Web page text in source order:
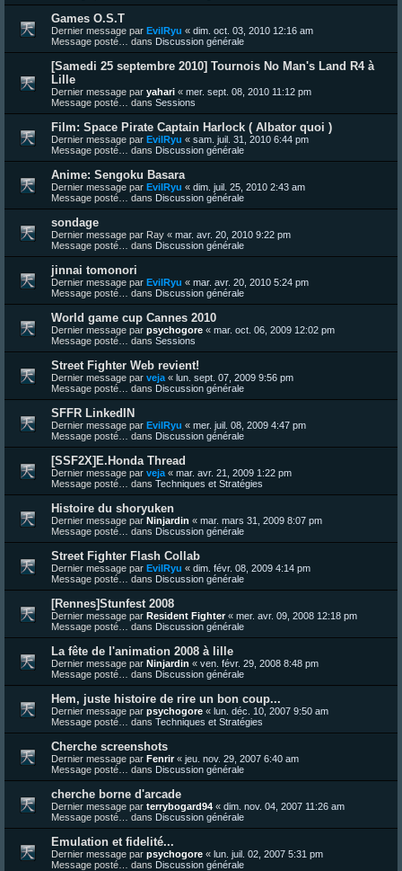
Games O.S.T
Dernier message par EvilRyu « dim. oct. 03, 2010 12:16 am
Message posté… dans Discussion générale
[Samedi 25 septembre 2010] Tournois No Man's Land R4 à
Lille
Dernier message par yahari « mer. sept. 08, 2010 11:12 pm
Message posté… dans Sessions
Film: Space Pirate Captain Harlock ( Albator quoi )
Dernier message par EvilRyu « sam. juil. 31, 2010 6:44 pm
Message posté… dans Discussion générale
Anime: Sengoku Basara
Dernier message par EvilRyu « dim. juil. 25, 2010 2:43 am
Message posté… dans Discussion générale
sondage
Dernier message par Ray « mar. avr. 20, 2010 9:22 pm
Message posté… dans Discussion générale
jinnai tomonori
Dernier message par EvilRyu « mar. avr. 20, 2010 5:24 pm
Message posté… dans Discussion générale
World game cup Cannes 2010
Dernier message par psychogore « mar. oct. 06, 2009 12:02 pm
Message posté… dans Sessions
Street Fighter Web revient!
Dernier message par veja « lun. sept. 07, 2009 9:56 pm
Message posté… dans Discussion générale
SFFR LinkedIN
Dernier message par EvilRyu « mer. juil. 08, 2009 4:47 pm
Message posté… dans Discussion générale
[SSF2X]E.Honda Thread
Dernier message par veja « mar. avr. 21, 2009 1:22 pm
Message posté… dans Techniques et Stratégies
Histoire du shoryuken
Dernier message par Ninjardin « mar. mars 31, 2009 8:07 pm
Message posté… dans Discussion générale
Street Fighter Flash Collab
Dernier message par EvilRyu « dim. févr. 08, 2009 4:14 pm
Message posté… dans Discussion générale
[Rennes]Stunfest 2008
Dernier message par Resident Fighter« mer. avr. 09, 2008 12:18 pm
Message posté… dans Discussion générale
La fête de l'animation 2008 à lille
Dernier message par Ninjardin « ven. févr. 29, 2008 8:48 pm
Message posté… dans Discussion générale
Hem, juste histoire de rire un bon coup...
Dernier message par psychogore « lun. déc. 10, 2007 9:50 am
Message posté… dans Techniques et Stratégies
Cherche screenshots
Dernier message par Fenrir« jeu. nov. 29, 2007 6:40 am
Message posté… dans Discussion générale
cherche borne d'arcade
Dernier message par terrybogard94 « dim. nov. 04, 2007 11:26 am
Message posté… dans Discussion générale
Emulation et fidelité...
Dernier message par psychogore « lun. juil. 02, 2007 5:31 pm
Message posté… dans Discussion générale